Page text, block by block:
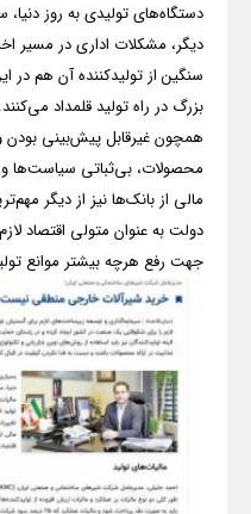
دستگاه‌های تولیدی به روز
دیگر، مشکلات اداری در مسیر
سنگین از تولیدکننده آن هم در
بزرگ در راه تولید قلمداد
همچون غیرقابل پیش‌بینی بودن
محصولات، بی‌ثباتی سیاست‌ها و
مالی از بانک‌ها نیز از دیگر
دولت به عنوان متولی
جهت رفع هرچه بیشتر موانع